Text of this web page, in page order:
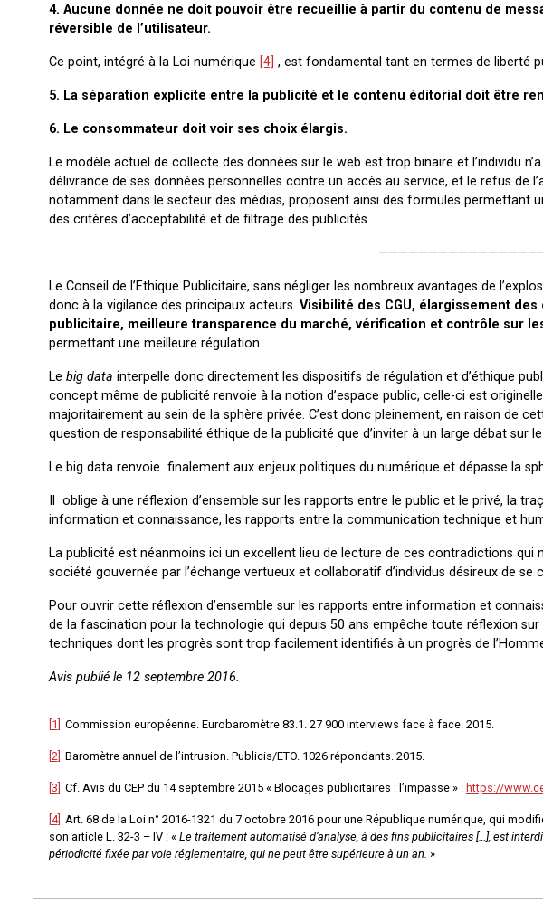
4. Aucune donnée ne doit pouvoir être recueillie à partir du contenu de
réversible de l’utilisateur.
Ce point, intégré à la Loi numérique [4] , est fondamental tant en termes de liberté
5. La séparation explicite entre la publicité et le contenu éditorial doit être
6. Le consommateur doit voir ses choix élargis.
Le modèle actuel de collecte des données sur le web est trop binaire et l’individu
délivrance de ses données personnelles contre un accès au service, et le refus de
notamment dans le secteur des médias, proposent ainsi des formules permettant
des critères d’acceptabilité et de filtrage des publicités.
Le Conseil de l’Ethique Publicitaire, sans négliger les nombreux avantages de
donc à la vigilance des principaux acteurs. Visibilité des CGU, élargissement
publicitaire, meilleure transparence du marché, vérification et contrôle sur
permettant une meilleure régulation.
Le big data interpelle donc directement les dispositifs de régulation et d’éthique
concept même de publicité renvoie à la notion d’espace public, celle-ci est
majoritairement au sein de la sphère privée. C’est donc pleinement, en raison de
question de responsabilité éthique de la publicité que d’inviter à un large débat sur
Le big data renvoie finalement aux enjeux politiques du numérique et dépasse la
Il oblige à une réflexion d’ensemble sur les rapports entre le public et le privé, la
information et connaissance, les rapports entre la communication technique et
La publicité est néanmoins ici un excellent lieu de lecture de ces contradictions qui
société gouvernée par l’échange vertueux et collaboratif d’individus désireux de
Pour ouvrir cette réflexion d’ensemble sur les rapports entre information et
de la fascination pour la technologie qui depuis 50 ans empêche toute réflexion
techniques dont les progrès sont trop facilement identifiés à un progrès de
Avis publié le 12 septembre 2016.
[1] Commission européenne. Eurobaromètre 83.1. 27 900 interviews face à face. 2015.
[2] Baromètre annuel de l’intrusion. Publicis/ETO. 1026 répondants. 2015.
[3] Cf. Avis du CEP du 14 septembre 2015 « Blocages publicitaires : l’impasse » : https://
[4] Art. 68 de la Loi n° 2016-1321 du 7 octobre 2016 pour une République numérique, qui
son article L. 32-3 – IV : « Le traitement automatisé d’analyse, à des fins publicitaires […], est
périodicité fixée par voie réglementaire, qui ne peut être supérieure à un an. »